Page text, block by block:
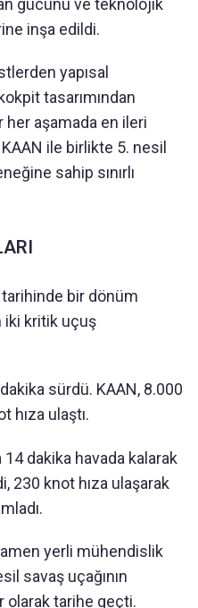
gücünü ve teknolojik
inşa edildi.
yapısal
tasarımından
aşamada en ileri
ile birlikte 5. nesil
sahip sınırlı
tarihinde bir dönüm
iki kritik uçuş
sürdü. KAAN, 8.000
hıza ulaştı.
dakika havada kalarak
230 knot hıza ulaşarak
yerli mühendislik
savaş uçağının
olarak tarihe geçti.